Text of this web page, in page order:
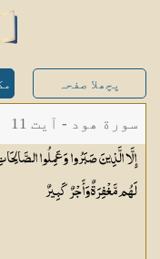
پچھلا صفحہ
سورة ھود - آیت 11
إِلَّا الَّذِينَ صَبَرُوا وَعَمِلُوا
لَهُم مَّغْفِرَةٌ وَأَجْرٌ كَبِيرٌ